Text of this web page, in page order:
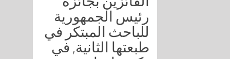
رئيس الجمهورية
للباحث المبتكر في
طبعتها الثانية, في